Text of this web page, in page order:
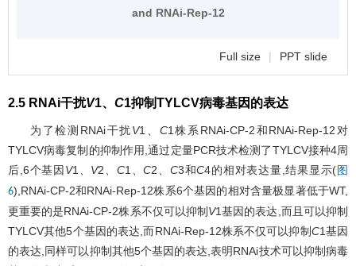
and RNAi-Rep-12
Full size | PPT slide
2.5 RNAi干扰V1、 C1抑制TYLCV病毒基因的表达
为了检测RNAi干扰V1、 C1株系RNAi-CP-2和RNAi-Rep-12对
TYLCV病毒复制的抑制作用,通过定量PCR技术检测了TYLCV接种4周
后,6个基因V1、 V2、 C1、C2、 C3和C4的相对表达量,结果显示( 图
6),RNAi-CP-2和RNAi-Rep-12株系6个基因的相对含量极显著低于WT,
更重要的是RNAi-CP-2株系不仅可以抑制V1基因的表达,而且可以抑制
TYLCV其他5个基因的表达,而RNAi-Rep-12株系不仅可以抑制C1基因
的表达,同样可以抑制其他5个基因的表达,表明RNAi技术可以抑制病毒